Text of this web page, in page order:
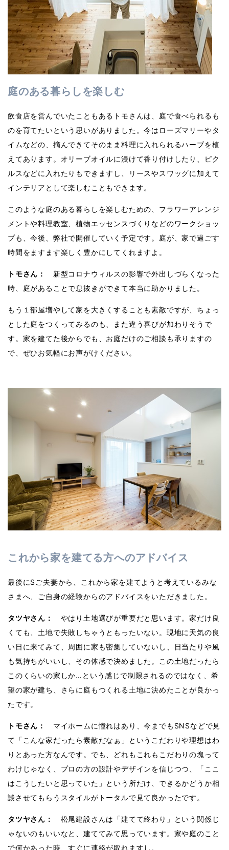
庭のある暮らしを楽しむ
飲食店を営んでいたこともあるトモさんは、庭で食べられるも
のを育てたいという思いがありました。今はローズマリーやタ
イムなどの、摘んできてそのまま料理に入れられるハーブを植
えてあります。オリーブオイルに浸けて香り付けしたり、ピク
ルスなどに入れたりもできますし、リースやスワッグに加えて
インテリアとして楽しむこともできます。
このような庭のある暮らしを楽しむための、フラワーアレンジ
メントや料理教室、植物エッセンスづくりなどのワークショッ
プも、今後、弊社で開催していく予定です。庭が、家で過ごす
時間をますます楽しく豊かにしてくれますよ。
トモさん：
新型コロナウィルスの影響で外出しづらくなった
時、庭があることで息抜きができて本当に助かりました。
もう１部屋増やして家を大きくすることも素敵ですが、ちょっ
とした庭をつくってみるのも、また違う喜びが加わりそうで
す。家を建てた後からでも、お庭だけのご相談も承りますの
で、ぜひお気軽にお声がけください。
これから家を建てる方へのアドバイス
最後にSご夫妻から、これから家を建てようと考えているみな
さまへ、ご自身の経験からのアドバイスをいただきました。
タツヤさん：
やはり土地選びが重要だと思います。家だけ良
くても、土地で失敗しちゃうともったいない。現地に天気の良
い日に来てみて、周囲に家も密集していないし、日当たりや風
も気持ちがいいし、その体感で決めました。この土地だったら
このくらいの家しか…という感じで制限されるのではなく、希
望の家が建ち、さらに庭もつくれる土地に決めたことが良かっ
たです。
トモさん：
マイホームに憧れはあり、今までもSNSなどで見
て「こんな家だったら素敵だなぁ」というこだわりや理想はわ
りとあった方なんです。でも、どれもこれもこだわりの塊って
わけじゃなく、プロの方の設計やデザインを信じつつ、「ここ
はこうしたいと思っていた」という所だけ、できるかどうか相
談させてもらうスタイルがトータルで見て良かったです。
タツヤさん：
松尾建設さんは「建てて終わり」という関係じ
ゃないのもいいなと、建ててみて思っています。家や庭のこと
で何かあった時、すぐに連絡が取れますし。